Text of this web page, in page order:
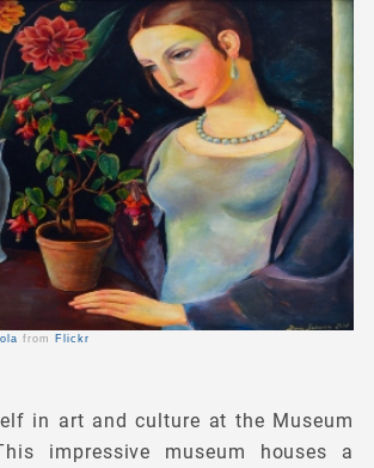
from Flickr
in art and culture at the Museum
impressive museum houses a